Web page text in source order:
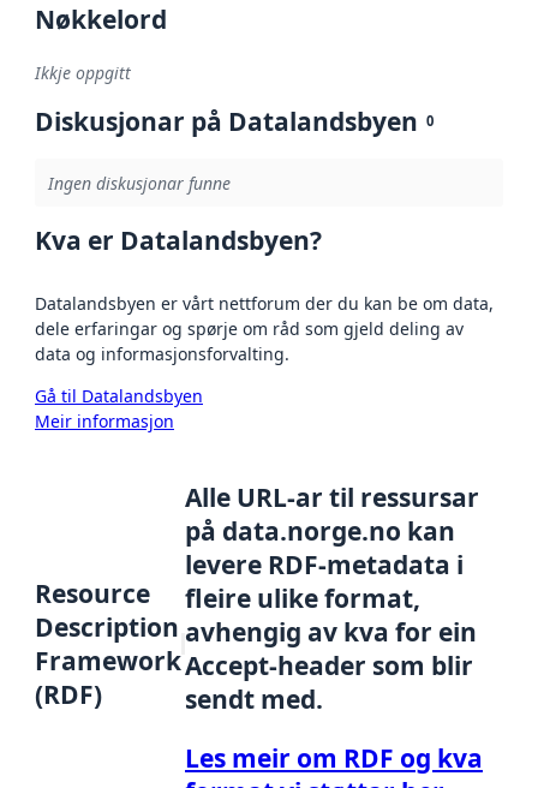
Nøkkelord
Ikkje oppgitt
Diskusjonar på Datalandsbyen 0
Ingen diskusjonar funne
Kva er Datalandsbyen?
Datalandsbyen er vårt nettforum der du kan be om data,
dele erfaringar og spørje om råd som gjeld deling av
data og informasjonsforvalting.
Gå til Datalandsbyen
Meir informasjon
Resource
Description
Framework
(RDF)
Alle URL-ar til ressursar
på data.norge.no kan
levere RDF-metadata i
fleire ulike format,
avhengig av kva for ein
Accept-header som blir
sendt med.
Les meir om RDF og kva